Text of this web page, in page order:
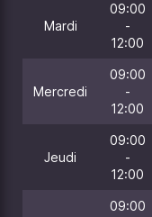
Mardi
09:00
-
12:00
Mercredi
09:00
-
12:00
Jeudi
09:00
-
12:00
09:00